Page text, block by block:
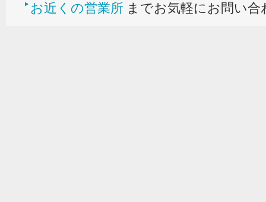
お近くの営業所 までお気軽にお問い